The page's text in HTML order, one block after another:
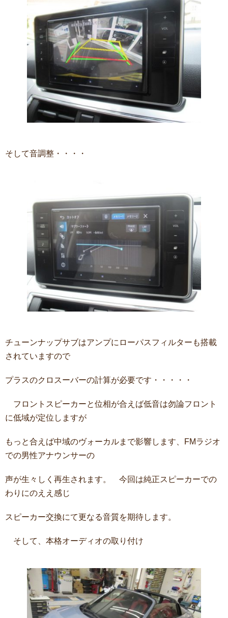
そして音調整・・・・
チューンナップサブはアンプにローパスフィルターも搭載
されていますので
プラスのクロスーバーの計算が必要です・・・・・
フロントスピーカーと位相が合えば低音は勿論フロント
に低域が定位しますが
もっと合えば中域のヴォーカルまで影響します、FMラジオ
での男性アナウンサーの
声が生々しく再生されます。 今回は純正スピーカーでの
わりにのええ感じ
スピーカー交換にて更なる音質を期待します。
そして、本格オーディオの取り付け